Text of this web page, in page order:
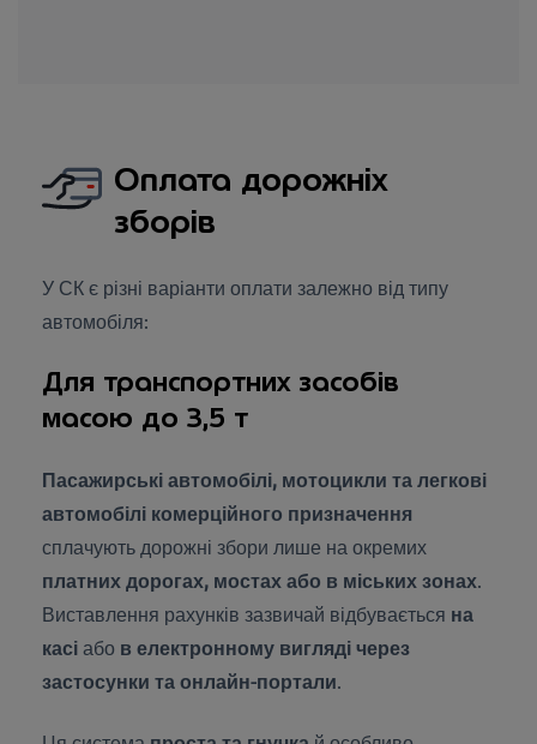
Оплата дорожніх
зборів
У СК є різні варіанти оплати залежно від типу
автомобіля:
Для транспортних засобів
масою до 3,5 т
Пасажирські автомобілі, мотоцикли та легкові
автомобілі комерційного призначення
сплачують дорожні збори лише на окремих
платних дорогах, мостах або в міських зонах.
Виставлення рахунків зазвичай відбувається на
касі або в електронному вигляді через
застосунки та онлайн-портали.